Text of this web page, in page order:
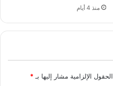
منذ 4 أيام
الحقول الإلزامية مشار إليها بـ *